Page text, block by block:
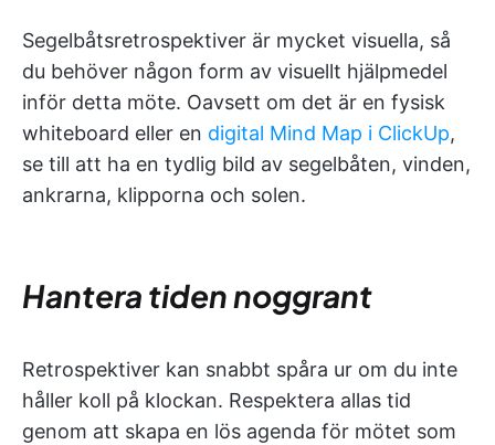
Segelbåtsretrospektiver är mycket visuella, så
du behöver någon form av visuellt hjälpmedel
inför detta möte. Oavsett om det är en fysisk
whiteboard eller en digital Mind Map i ClickUp,
se till att ha en tydlig bild av segelbåten, vinden,
ankrarna, klipporna och solen.
Hantera tiden noggrant
Retrospektiver kan snabbt spåra ur om du inte
håller koll på klockan. Respektera allas tid
genom att skapa en lös agenda för mötet som